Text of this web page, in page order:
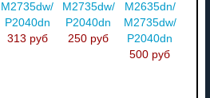
M2735dw/
P2040dn
313 руб
M2735dw/
P2040dn
250 руб
M2635dn/
M2735dw/
P2040dn
500 руб